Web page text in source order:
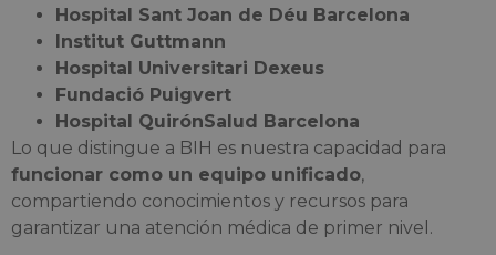
Hospital Sant Joan de Déu Barcelona
Institut Guttmann
Hospital Universitari Dexeus
Fundació Puigvert
Hospital QuirónSalud Barcelona
Lo que distingue a BIH es nuestra capacidad para
funcionar como un equipo unificado,
compartiendo conocimientos y recursos para
garantizar una atención médica de primer nivel.